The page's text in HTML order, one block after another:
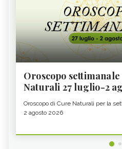
Oroscopo
Naturali 27 luglio-2
Oroscopo di Cure Naturali per la
2 agosto 2026